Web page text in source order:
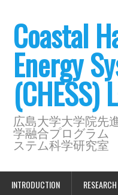
Coastal
Energy
(CHESS)
広島大学大学院
学融合プログラム
ステム科学研究室
INTRODUCTION RESEARCH